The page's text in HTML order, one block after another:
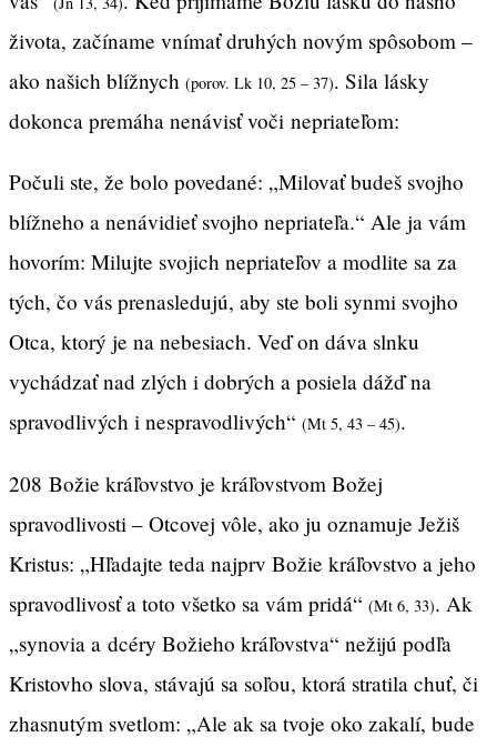
života, začíname vnímať druhých novým spôsobom –
ako našich blížnych (porov. Lk 10, 25 – 37). Sila lásky
dokonca premáha nenávisť voči nepriateľom:
Počuli ste, že bolo povedané: „Milovať budeš svojho
blížneho a nenávidieť svojho nepriateľa.“ Ale ja vám
hovorím: Milujte svojich nepriateľov a modlite sa za
tých, čo vás prenasledujú, aby ste boli synmi svojho
Otca, ktorý je na nebesiach. Veď on dáva slnku
vychádzať nad zlých i dobrých a posiela dážď na
spravodlivých i nespravodlivých“ (Mt 5, 43 – 45).
208 Božie kráľovstvo je kráľovstvom Božej
spravodlivosti – Otcovej vôle, ako ju oznamuje Ježiš
Kristus: „Hľadajte teda najprv Božie kráľovstvo a jeho
spravodlivosť a toto všetko sa vám pridá“ (Mt 6, 33). Ak
„synovia a dcéry Božieho kráľovstva“ nežijú podľa
Kristovho slova, stávajú sa soľou, ktorá stratila chuť, či
zhasnutým svetlom: „Ale ak sa tvoje oko zakalí, bude